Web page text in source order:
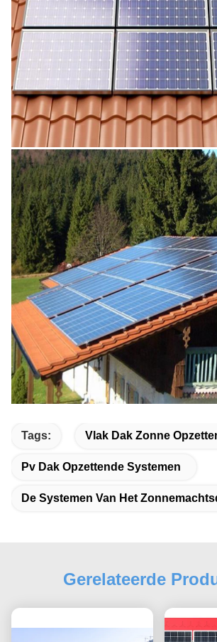
Tags: Vlak Dak Zonne
Pv Dak Opzettende Systemen
De Systemen Van Het
Gerelateerde